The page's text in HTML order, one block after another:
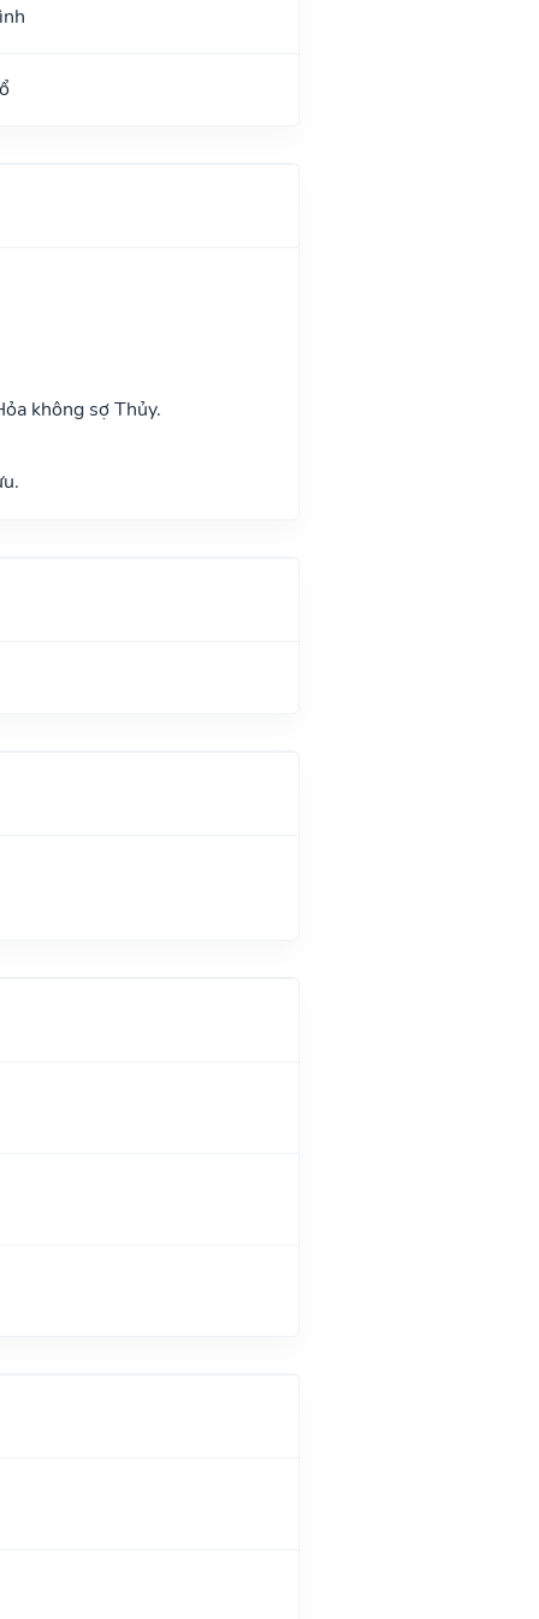
không sợ Thủy.